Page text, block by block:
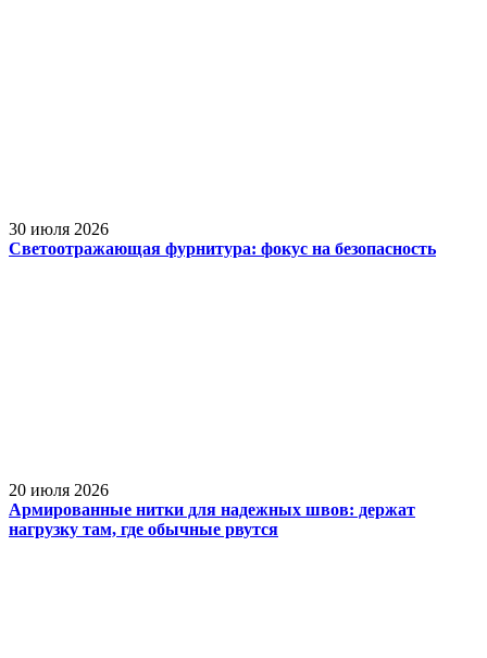
30 июля 2026
Светоотражающая фурнитура: фокус на безопасность
20 июля 2026
Армированные нитки для надежных швов: держат
нагрузку там, где обычные рвутся